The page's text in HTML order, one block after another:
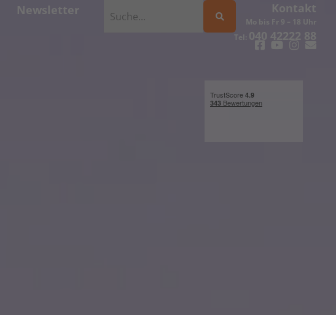
Newsletter
Tel: 040 42222 88
Mo bis Fr 9 – 18 Uhr
Kontakt